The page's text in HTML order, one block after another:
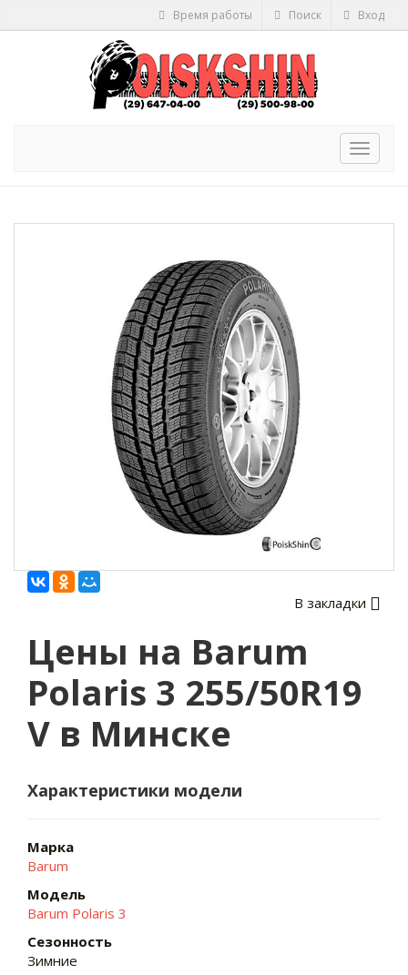
Время работы Поиск Вход
Toggle
В закладки
Цены на Barum
Polaris 3 255/50R19
V в Минске
Характеристики модели
Марка
Barum
Модель
Barum Polaris 3
Сезонность
Зимние